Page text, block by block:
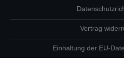
Vertrag
Einhaltung der EU-